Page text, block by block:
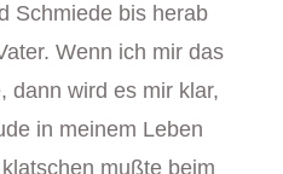
Schmiede bis herab
Wenn ich mir das
dann wird es mir klar,
in meinem Leben
mußte beim